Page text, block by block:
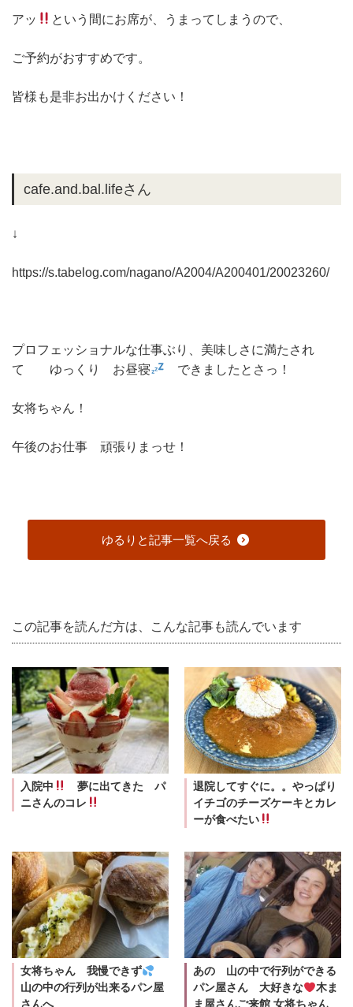
アッ という間にお席が、うまってしまうので、
ご予約がおすすめです。
皆様も是非お出かけください！
cafe.and.bal.lifeさん
↓
https://s.tabelog.com/nagano/A2004/A200401/20023260/
プロフェッショナルな仕事ぶり、美味しさに満たされ
て ゆっくり お昼寝
できましたとさっ！
女将ちゃん！
午後のお仕事 頑張りまっせ！
ゆるりと記事一覧へ戻る
この記事を読んだ方は、こんな記事も読んでいます
入院中
夢に出てきた パ
ニさんのコレ
退院してすぐに。。やっぱり
イチゴのチーズケーキとカレ
ーが食べたい
女将ちゃん 我慢できず
山の中の行列が出来るパン屋
さんへ
あの 山の中で行列ができる
パン屋さん 大好きな
木ま
ま屋さんご来館 女将ちゃん